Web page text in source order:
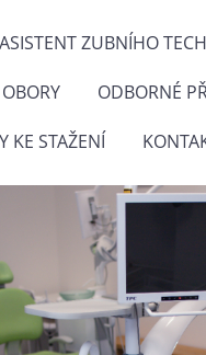
ASISTENT ZUBNÍHO
ODBORNÉ
KE STAŽENÍ